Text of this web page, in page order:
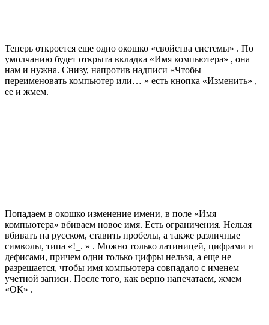
Теперь откроется еще одно окошко «свойства системы» . По
умолчанию будет открыта вкладка «Имя компьютера» , она
нам и нужна. Снизу, напротив надписи «Чтобы
переименовать компьютер или… » есть кнопка «Изменить» ,
ее и жмем.
Попадаем в окошко изменение имени, в поле «Имя
компьютера» вбиваем новое имя. Есть ограничения. Нельзя
вбивать на русском, ставить пробелы, а также различные
символы, типа «!_. » . Можно только латиницей, цифрами и
дефисами, причем одни только цифры нельзя, а еще не
разрешается, чтобы имя компьютера совпадало с именем
учетной записи. После того, как верно напечатаем, жмем
«ОК» .